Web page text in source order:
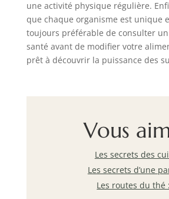
une activité physique régulière.
que chaque organisme est unique
toujours préférable de consulter
santé avant de modifier votre
prêt à découvrir la puissance des
Vous
Les secrets des
Les secrets d’une
Les routes du thé